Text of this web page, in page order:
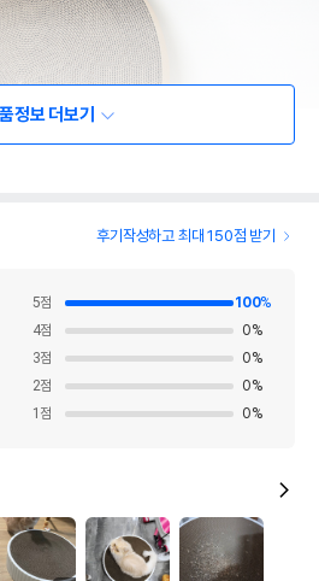
정보 더보기
후기작성하고 최대 150점 받기
5점 100%
4점 0%
3점 0%
2점 0%
1 점 0%